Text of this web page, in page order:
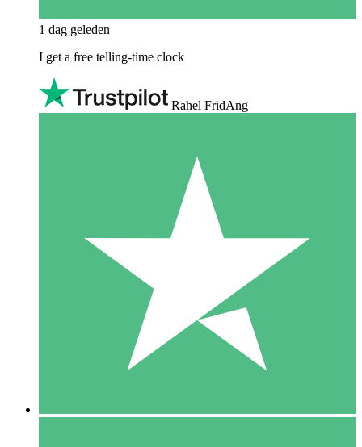
1 dag geleden
I get a free telling-time clock
Rahel FridAng